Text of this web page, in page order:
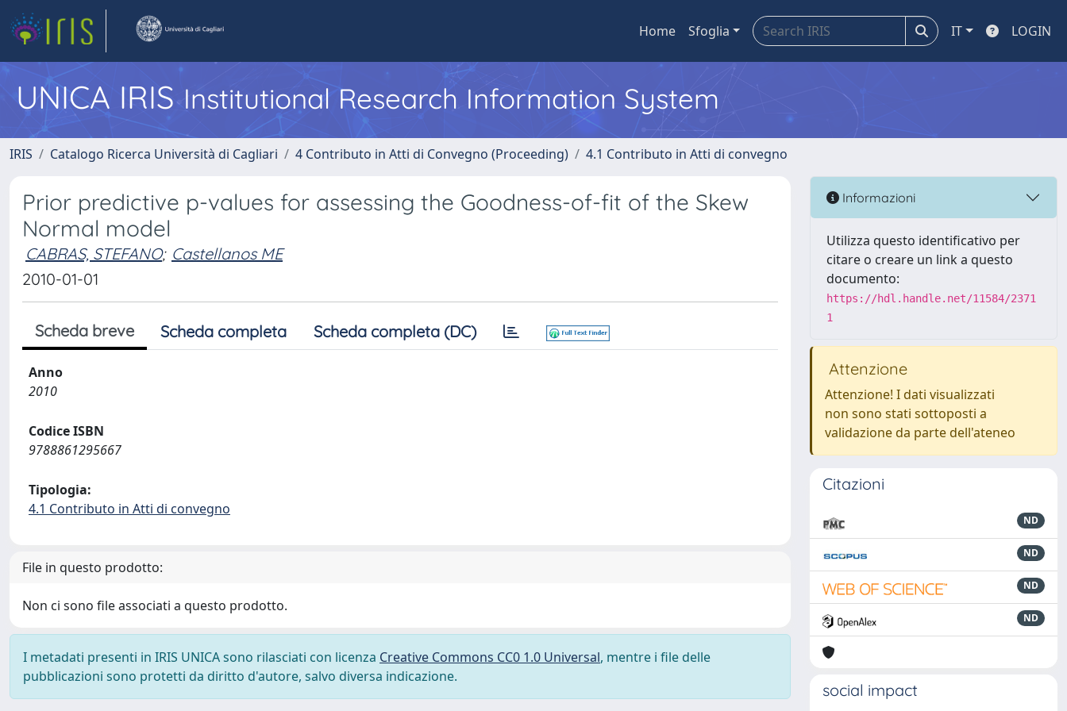
Home Sfoglia IT LOGIN
UNICA IRISInstitutional Research Information System
IRIS Catalogo Ricerca Università di Cagliari 4 Contributo in Atti di Convegno (Proceeding) 4.1 Contributo in Atti di convegno
Prior predictive p-values for assessing the Goodness-of-fit of the Skew
Normal model
CABRAS, STEFANO; Castellanos ME
2010-01-01
Scheda breve Scheda completa Scheda completa (DC)
Anno
2010
Codice ISBN
9788861295667
Tipologia:
4.1 Contributo in Atti di convegno
File in questo prodotto:
Non ci sono file associati a questo prodotto.
I metadati presenti in IRIS UNICA sono rilasciati con licenza Creative Commons CC0 1.0 Universal, mentre i file delle
pubblicazioni sono protetti da diritto d'autore, salvo diversa indicazione.
Informazioni
Utilizza questo identificativo per
citare o creare un link a questo
documento:
https://hdl.handle.net/11584/2371
1
Attenzione
Attenzione! I dati visualizzati
non sono stati sottoposti a
validazione da parte dell'ateneo
Citazioni
ND
ND
ND
ND
social impact